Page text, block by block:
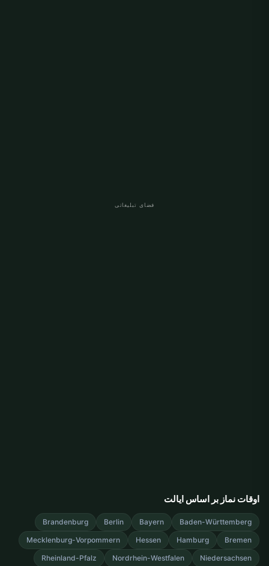
فضای تبلیغاتی
اوقات نماز بر اساس ایالت
Baden-Württemberg
Bayern
Berlin
Brandenburg
Bremen
Hamburg
Hessen
Mecklenburg-Vorpommern
Niedersachsen
Nordrhein-Westfalen
Rheinland-Pfalz